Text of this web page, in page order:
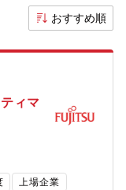
おすすめ順
ィマ
上場企業